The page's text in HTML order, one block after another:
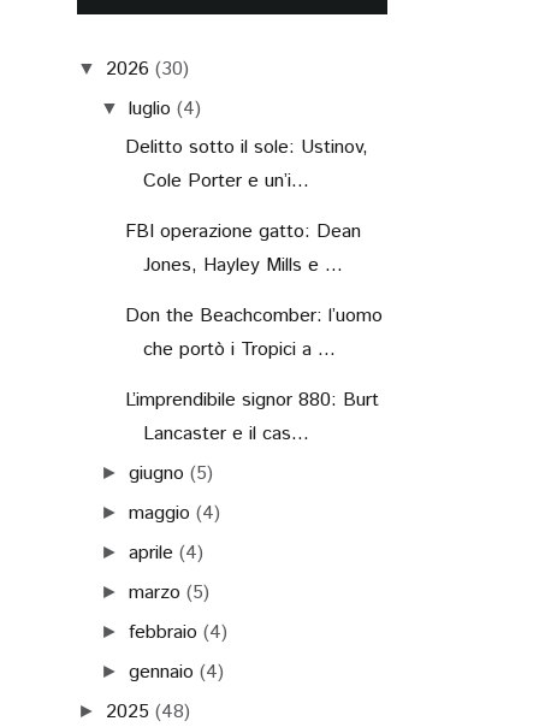
▼ 2026 (30)
▼ luglio (4)
Delitto sotto il sole: Ustinov,
Cole Porter e un’i...
FBI operazione gatto: Dean
Jones, Hayley Mills e ...
Don the Beachcomber: l’uomo
che portò i Tropici a ...
L’imprendibile signor 880: Burt
Lancaster e il cas...
►giugno (5)
►maggio (4)
►aprile (4)
►marzo (5)
►febbraio (4)
►gennaio (4)
► 2025 (48)